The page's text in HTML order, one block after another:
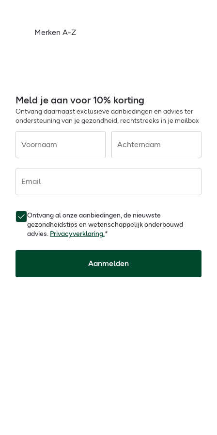
Merken A-Z
Meld je aan voor 10% korting
Ontvang daarnaast exclusieve aanbiedingen en advies ter
ondersteuning van je gezondheid, rechtstreeks in je mailbox
Voornaam Achternaam
Email
Ontvang al onze aanbiedingen, de nieuwste
gezondheidstips en wetenschappelijk onderbouwd
advies. Privacyverklaring.*
Aanmelden